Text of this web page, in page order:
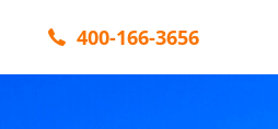
400-166-3656